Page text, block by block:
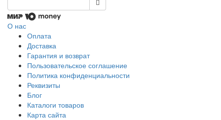
О нас
Оплата
Доставка
Гарантия и возврат
Пользовательское соглашение
Политика конфиденциальности
Реквизиты
Блог
Каталоги товаров
Карта сайта